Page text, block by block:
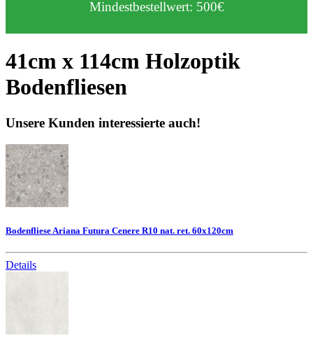
Mindestbestellwert: 500€
41cm x 114cm Holzoptik
Bodenfliesen
Unsere Kunden interessierte auch!
Bodenfliese Ariana Futura Cenere R10 nat. ret. 60x120cm
Details